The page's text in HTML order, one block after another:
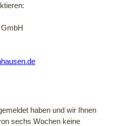
haben und wir Ihnen
sechs Wochen keine